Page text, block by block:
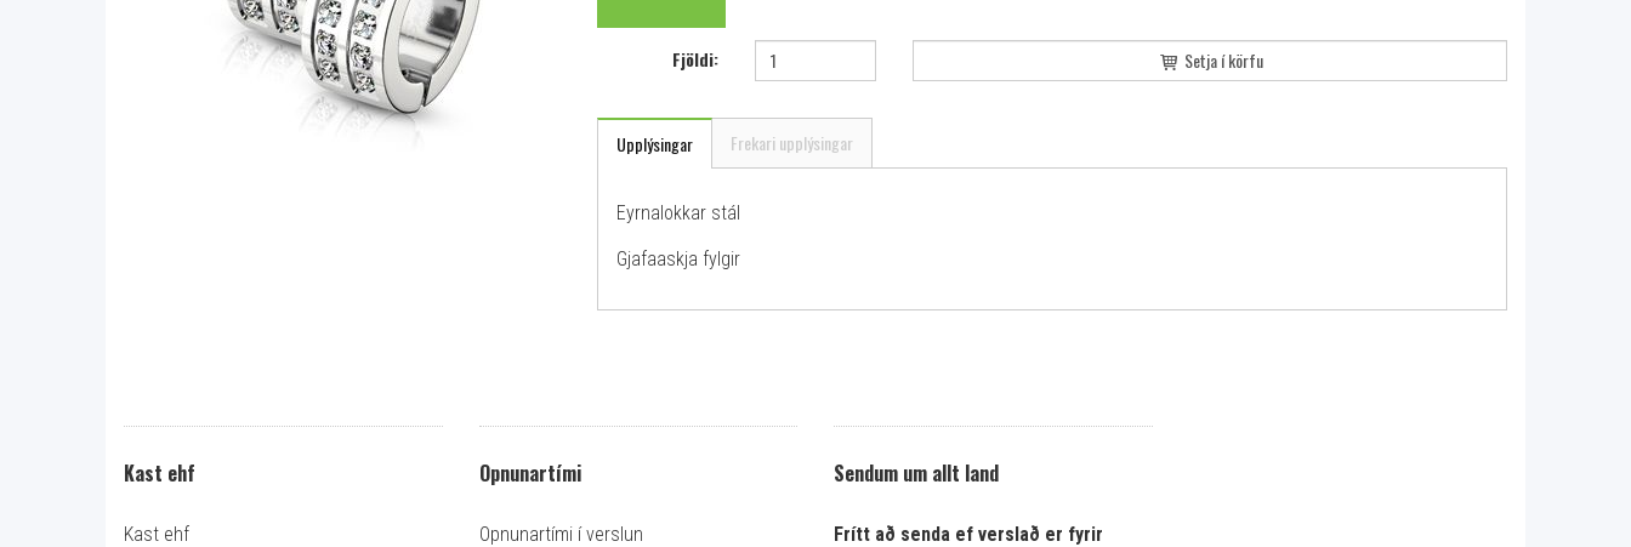
Fjöldi: Setja í körfu
Upplýsingar Frekari upplýsingar
Eyrnalokkar stál
Gjafaaskja fylgir
Kast ehf
Kast ehf
Opnunartími
Opnunartími í verslun
Sendum um allt land
Frítt að senda ef verslað er fyrir